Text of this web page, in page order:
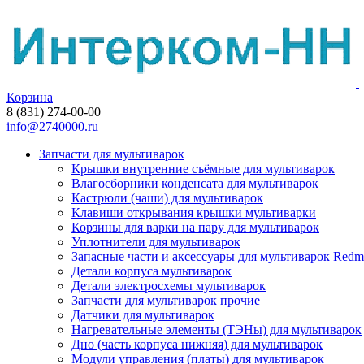
Корзина
8 (831) 274-00-00
info@2740000.ru
Запчасти для мультиварок
Крышки внутренние съёмные для мультиварок
Влагосборники конденсата для мультиварок
Кастрюли (чаши) для мультиварок
Клавиши открывания крышки мультиварки
Корзины для варки на пару для мультиварок
Уплотнители для мультиварок
Запасные части и аксессуары для мультиварок
Детали корпуса мультиварок
Детали электросхемы мультиварок
Запчасти для мультиварок прочие
Датчики для мультиварок
Нагревательные элементы (ТЭНы) для мультиварок
Дно (часть корпуса нижняя) для мультиварок
Модули управления (платы) для мультиварок